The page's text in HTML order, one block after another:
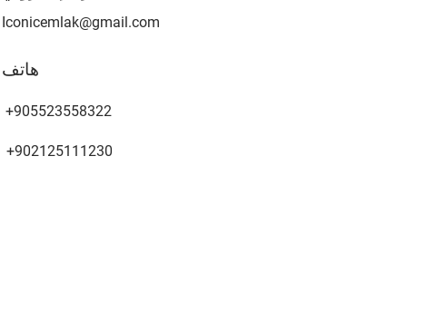
Iconicemlak@gmail.com
هاتف
+905523558322
+902125111230